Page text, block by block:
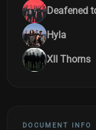
Deafened
Hyla
XII Thorns
DOCUMENT INFO